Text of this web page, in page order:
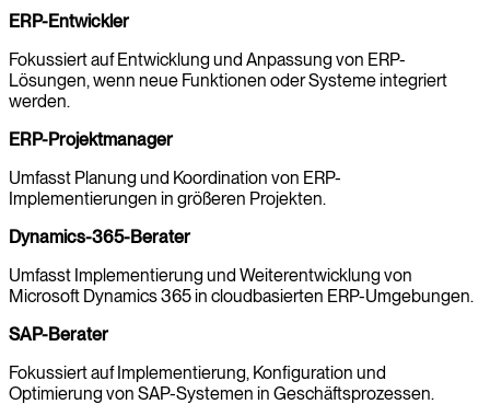
ERP-Entwickler
Fokussiert auf Entwicklung und Anpassung von ERP-
Lösungen, wenn neue Funktionen oder Systeme integriert
werden.
ERP-Projektmanager
Umfasst Planung und Koordination von ERP-
Implementierungen in größeren Projekten.
Dynamics-365-Berater
Umfasst Implementierung und Weiterentwicklung von
Microsoft Dynamics 365 in cloudbasierten ERP-Umgebungen.
SAP-Berater
Fokussiert auf Implementierung, Konfiguration und
Optimierung von SAP-Systemen in Geschäftsprozessen.